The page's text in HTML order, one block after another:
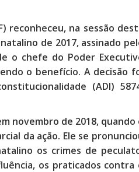
reconheceu, na sessão
de 2017, assinado
o chefe do Poder
o benefício. A decisão
(ADI)
novembro de 2018, quando
da ação. Ele se
os crimes de
os praticados contra